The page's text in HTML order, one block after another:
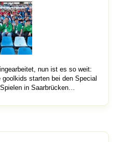
nun ist es so weit:
starten bei den Special
in Saarbrücken…